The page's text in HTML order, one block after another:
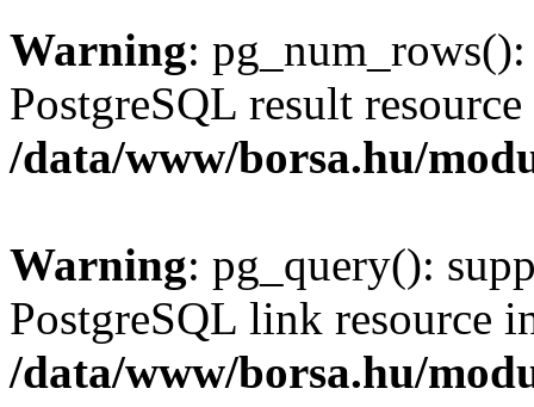
Warning:
PostgreSQL result
/data/www/borsa.hu/
Warning: pg_query():
PostgreSQL link resource
/data/www/borsa.hu/